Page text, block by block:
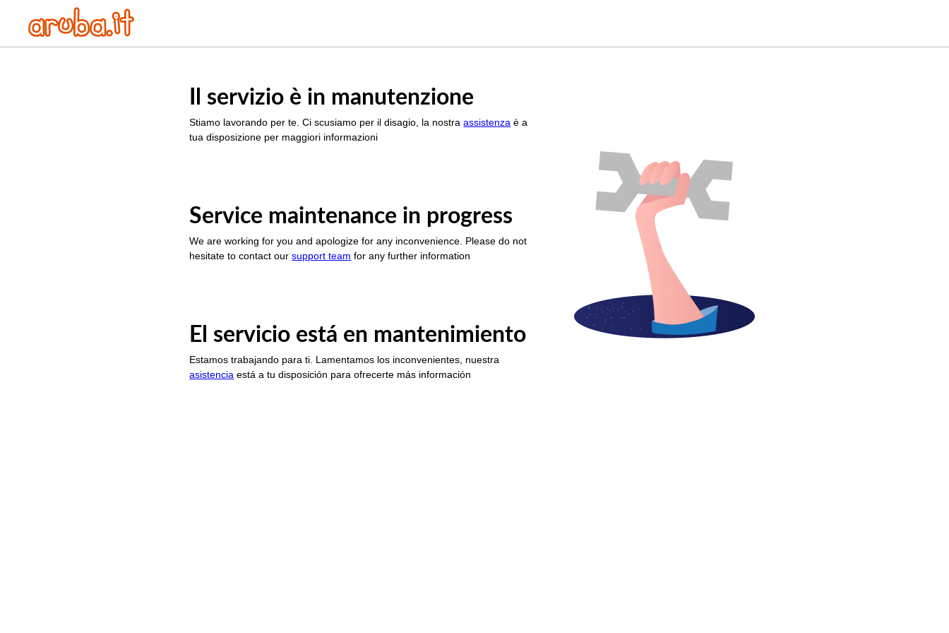
Il servizio è in manutenzione
Stiamo lavorando per te. Ci scusiamo per il disagio, la nostraassistenza è a
tua disposizione per maggiori informazioni
Service maintenance in progress
We are working for you and apologize for any inconvenience. Please do not
hesitate to contact oursupport team for any further information
El servicio está en mantenimiento
Estamos trabajando para ti. Lamentamos los inconvenientes, nuestra
asistencia está a tu disposición para ofrecerte más información